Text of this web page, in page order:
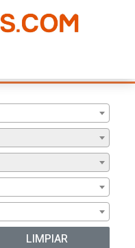
LIMPIAR